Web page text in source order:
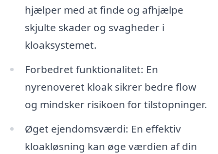
hjælper med at finde og afhjælpe
skjulte skader og svagheder i
kloaksystemet.
Forbedret funktionalitet: En
nyrenoveret kloak sikrer bedre flow
og mindsker risikoen for tilstopninger.
Øget ejendomsværdi: En effektiv
kloakløsning kan øge værdien af din